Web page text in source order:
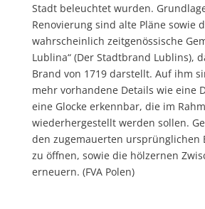
Stadt beleuchtet wurden.
Renovierung sind alte Pläne sowie
wahrscheinlich zeitgenössische
Lublina“ (Der Stadtbrand Lublins),
Brand von 1719 darstellt. Auf ihm
mehr vorhandene Details wie eine
eine Glocke erkennbar, die im
wiederhergestellt werden sollen.
den zugemauerten ursprünglichen
zu öffnen, sowie die hölzernen
erneuern. (FVA Polen)